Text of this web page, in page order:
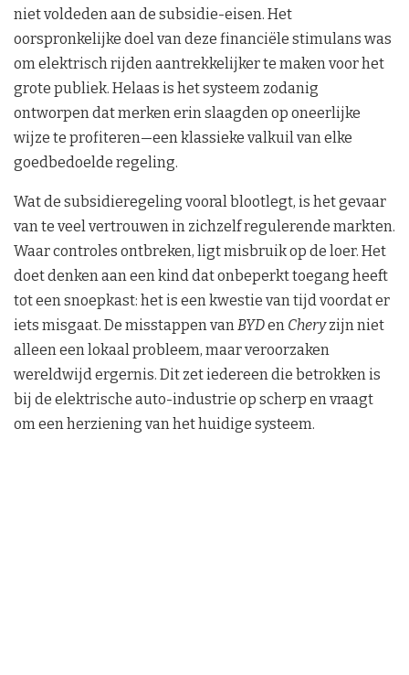
niet voldeden aan de subsidie-eisen. Het
oorspronkelijke doel van deze financiële stimulans was
om elektrisch rijden aantrekkelijker te maken voor het
grote publiek. Helaas is het systeem zodanig
ontworpen dat merken erin slaagden op oneerlijke
wijze te profiteren—een klassieke valkuil van elke
goedbedoelde regeling.
Wat de subsidieregeling vooral blootlegt, is het gevaar
van te veel vertrouwen in zichzelf regulerende markten.
Waar controles ontbreken, ligt misbruik op de loer. Het
doet denken aan een kind dat onbeperkt toegang heeft
tot een snoepkast: het is een kwestie van tijd voordat er
iets misgaat. De misstappen vanBYDen Cheryzijn niet
alleen een lokaal probleem, maar veroorzaken
wereldwijd ergernis. Dit zet iedereen die betrokken is
bij de elektrische auto-industrie op scherp en vraagt
om een herziening van het huidige systeem.